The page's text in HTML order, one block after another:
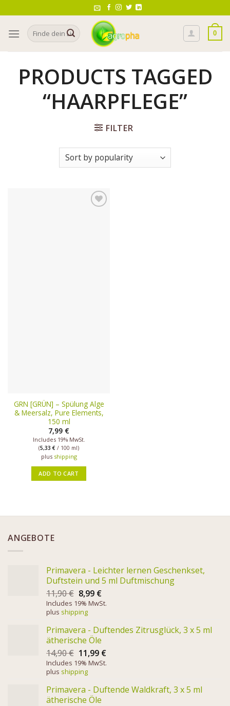
to
contentSearch
for:
0
PRODUCTS TAGGED
“HAARPFLEGE”
FILTER
GRN [GRÜN] – Spülung Alge
& Meersalz, Pure Elements,
150 ml
7,99 €
Includes 19% MwSt.
(5,33 € / 100 ml)
plus shipping
ADD TO CART
ANGEBOTE
Primavera - Leichter lernen Geschenkset,
Duftstein und 5 ml Duftmischung
11,90€ 8,99 €
Includes 19% MwSt.
plus shipping
Primavera - Duftendes Zitrusglück, 3 x 5 ml
ätherische Öle
14,90€ 11,99 €
Includes 19% MwSt.
plus shipping
Primavera - Duftende Waldkraft, 3 x 5 ml
ätherische Öle